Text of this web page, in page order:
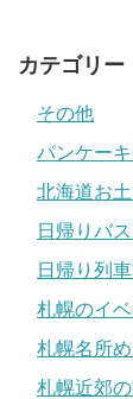
カテゴリー
その他
パンケー
北海道お
日帰りバ
日帰り列
札幌のイベ
札幌名所め
札幌近郊